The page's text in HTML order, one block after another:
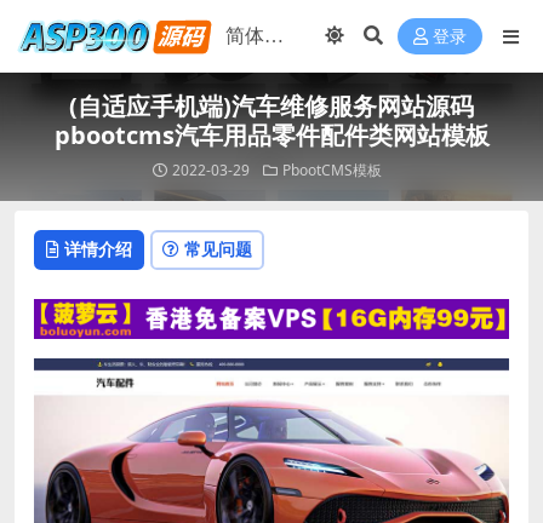
登录
(自适应手机端)汽车维修服务网站源码
pbootcms汽车用品零件配件类网站模板
2022-03-29 PbootCMS模板
详情介绍 常见问题